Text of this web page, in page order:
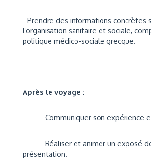
- Prendre des informations concrètes
l'organisation sanitaire et sociale,
politique médico-sociale grecque.
Après le voyage :
- Communiquer son expérience
- Réaliser et animer un exposé
présentation.